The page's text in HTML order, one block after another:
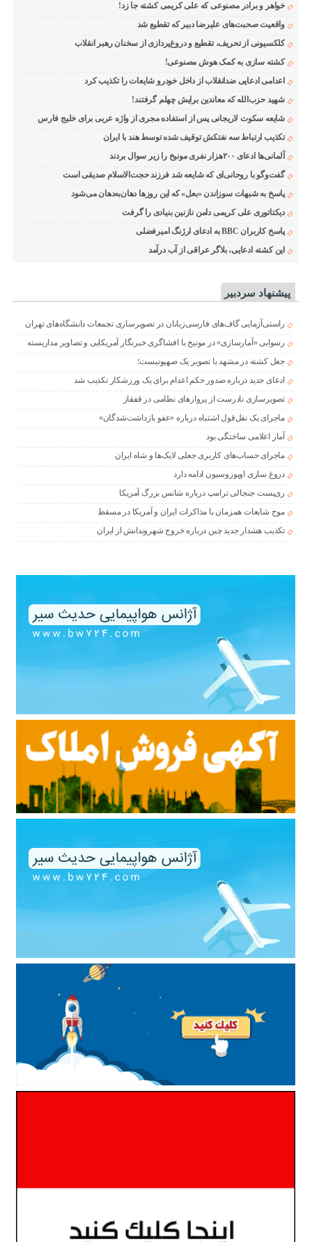
خواهر و برادر مصنوعی که علی کریمی کشته جا زد!
واقعیت صحبت‌های علیرضا دبیر که تقطیع شد
کلکسیونی از تحریف، تقطیع و دروغ‌پردازی از سخنان رهبر انقلاب
کشته سازی به کمک هوش مصنوعی!
اعدامی ادعایی ضدانقلاب از داخل خودرو شایعات را تکذیب کرد
شهید حزب‌الله که معاندین برایش چهلم گرفتند!
شایعه سکوت لاریجانی پس از استفاده مجری از واژه عربی برای خلیج فارس
تکذیب ارتباط سه نفتکش توقیف شده توسط هند با ایران
آلمانی‌ها ادعای ۲۰۰هزار نفری مونیخ را زیر سوال بردند
گفت‌وگو با روحانی‌ای که شایعه شد فرزند حجت‌الاسلام صدیقی است
پاسخ به شبهات سوزاندن «بعل» که این روزها دهان‌به‌دهان می‌شود
دیکتاتوری علی کریمی دامن نازنین بنیادی را گرفت
پاسخ کاربران BBC به ادعای ارژنگ امیرفضلی
این کشته ادعایی، بلاگر عراقی از آب درآمد
پیشنهاد سردبیر
راستی‌آزمایی گاف‌های فارسی‌زبانان در تصویرسازی تجمعات دانشگاه‌های تهران
رسوایی «آمارسازی» در مونیخ با افشاگری خبرنگار آمریکایی و تصاویر مداربسته
جعل کشته در مشهد با تصویر یک صهیونیست؛
ادعای جدید درباره صدور حکم اعدام برای یک ورزشکار تکذیب شد
تصویرسازی نادرست از پروازهای نظامی در قفقاز
ماجرای یک نقل‌قول اشتباه درباره «عفو بازداشت‌شدگان»
آمار اعلامی ساختگی بود
ماجرای حساب‌های کاربری جعلی لایک‌ها و شاه ایران
دروغ سازی اوپوزوسیون ادامه دارد
ری‌پست جنجالی ترامپ درباره شانس بزرگ آمریکا
موج شایعات همزمان با مذاکرات ایران و آمریکا در مسقط
تکذیب هشدار جدید چین درباره خروج شهروندانش از ایران